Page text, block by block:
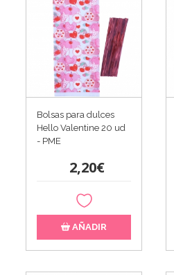
Bolsas para dulces
Hello Valentine 20 ud
- PME
2,20€
AÑADIR